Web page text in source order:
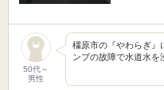
50代～
男性
橿原市の『やわらぎ』
ンプの故障で水道水を